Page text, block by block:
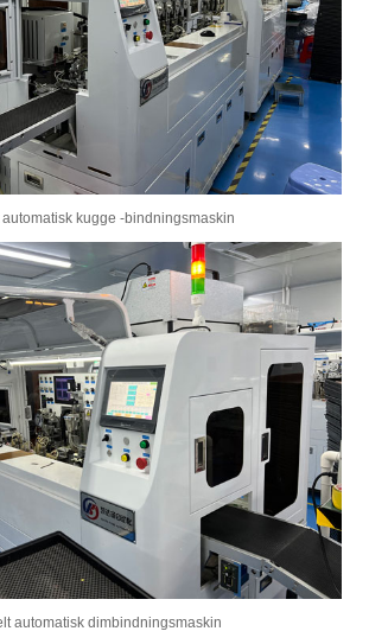
automatisk kugge -bindningsmaskin
automatisk dimbindningsmaskin